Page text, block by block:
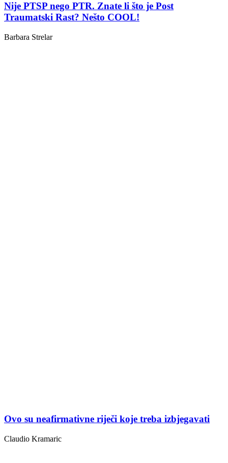
Nije PTSP nego PTR. Znate li što je Post
Traumatski Rast? Nešto COOL!
Barbara Strelar
Ovo su neafirmativne riječi koje treba izbjegavati
Claudio Kramaric